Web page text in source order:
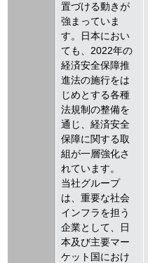
置づける動きが
強まっていま
す。日本におい
ても、2022年の
経済安全保障推
進法の施行をは
じめとする各種
法規制の整備を
通じ、経済安全
保障に関する取
組が一層強化さ
れています。
当社グループ
は、重要な社会
インフラを担う
企業として、日
本及び主要マー
ケット国におけ